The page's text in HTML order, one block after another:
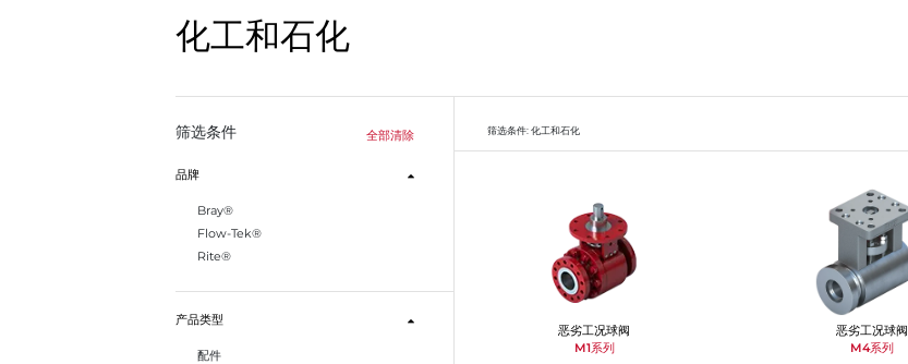
化工和石化
筛选条件 全部清除
品牌
Bray®
Flow-Tek®
Rite®
产品类型
配件
筛选条件: 化工和石化
恶劣工况球阀
M1系列
恶劣工况球阀
M4系列